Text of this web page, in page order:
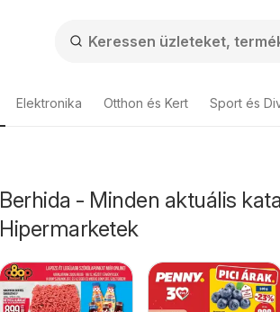
Elektronika Otthon és Kert Sport és
Berhida - Minden aktuális
Hipermarketek